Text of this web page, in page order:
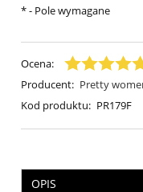
*- Pole wymagane
Ocena:
Producent: Pretty
Kod produktu: PR179F
OPIS